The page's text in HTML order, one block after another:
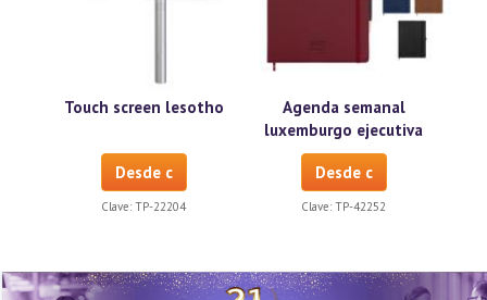
Touch screen lesotho
Desde c
Clave: TP-22204
Agenda semanal
luxemburgo ejecutiva
Desde c
Clave: TP-42252